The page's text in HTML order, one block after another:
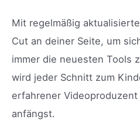
Mit regelmäßig
Cut an deiner Seite, um
immer die neuesten Tools
wird jeder Schnitt zum
erfahrener
anfängst.